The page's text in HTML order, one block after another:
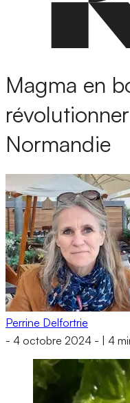
Magma en
Normandie
Perrine Delfortrie
- 4 octobre 2024 - 4